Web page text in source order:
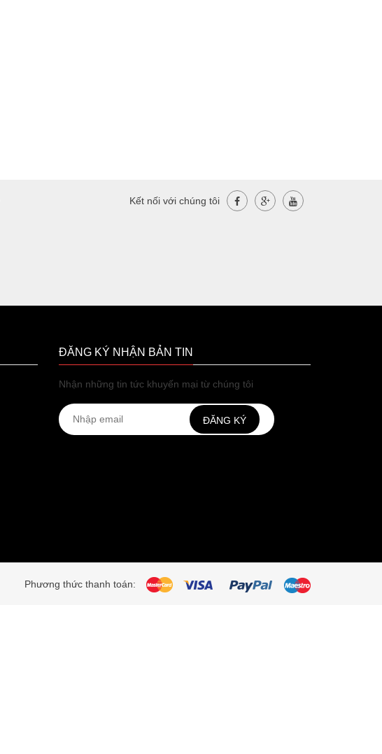
Kết nối với chúng tôi
ĐĂNG KÝ NHẬN BẢN TIN
Nhận những tin tức khuyến mại từ chúng tôi
ĐĂNG KÝ
Phương thức thanh toán: